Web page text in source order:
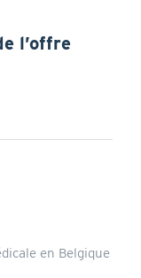
l’offre
en Belgique